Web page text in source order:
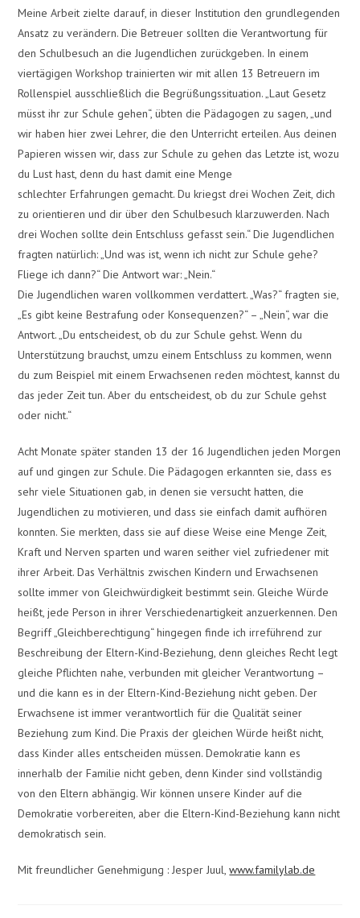
Meine Arbeit zielte darauf, in dieser Institution den grundlegenden
Ansatz zu verändern. Die Betreuer sollten die Verantwortung für
den Schulbesuch an die Jugendlichen zurückgeben. In einem
viertägigen Workshop trainierten wir mit allen 13 Betreuern im
Rollenspiel ausschließlich die Begrüßungssituation. „Laut Gesetz
müsst ihr zur Schule gehen“, übten die Pädagogen zu sagen, „und
wir haben hier zwei Lehrer, die den Unterricht erteilen. Aus deinen
Papieren wissen wir, dass zur Schule zu gehen das Letzte ist, wozu
du Lust hast, denn du hast damit eine Menge
schlechter Erfahrungen gemacht. Du kriegst drei Wochen Zeit, dich
zu orientieren und dir über den Schulbesuch klarzuwerden. Nach
drei Wochen sollte dein Entschluss gefasst sein.“ Die Jugendlichen
fragten natürlich: „Und was ist, wenn ich nicht zur Schule gehe?
Fliege ich dann?“ Die Antwort war: „Nein.“
Die Jugendlichen waren vollkommen verdattert. „Was?“ fragten sie,
„Es gibt keine Bestrafung oder Konsequenzen?“ – „Nein“, war die
Antwort. „Du entscheidest, ob du zur Schule gehst. Wenn du
Unterstützung brauchst, umzu einem Entschluss zu kommen, wenn
du zum Beispiel mit einem Erwachsenen reden möchtest, kannst du
das jeder Zeit tun. Aber du entscheidest, ob du zur Schule gehst
oder nicht.“
Acht Monate später standen 13 der 16 Jugendlichen jeden Morgen
auf und gingen zur Schule. Die Pädagogen erkannten sie, dass es
sehr viele Situationen gab, in denen sie versucht hatten, die
Jugendlichen zu motivieren, und dass sie einfach damit aufhören
konnten. Sie merkten, dass sie auf diese Weise eine Menge Zeit,
Kraft und Nerven sparten und waren seither viel zufriedener mit
ihrer Arbeit. Das Verhältnis zwischen Kindern und Erwachsenen
sollte immer von Gleichwürdigkeit bestimmt sein. Gleiche Würde
heißt, jede Person in ihrer Verschiedenartigkeit anzuerkennen. Den
Begriff „Gleichberechtigung“ hingegen finde ich irreführend zur
Beschreibung der Eltern-Kind-Beziehung, denn gleiches Recht legt
gleiche Pflichten nahe, verbunden mit gleicher Verantwortung –
und die kann es in der Eltern-Kind-Beziehung nicht geben. Der
Erwachsene ist immer verantwortlich für die Qualität seiner
Beziehung zum Kind. Die Praxis der gleichen Würde heißt nicht,
dass Kinder alles entscheiden müssen. Demokratie kann es
innerhalb der Familie nicht geben, denn Kinder sind vollständig
von den Eltern abhängig. Wir können unsere Kinder auf die
Demokratie vorbereiten, aber die Eltern-Kind-Beziehung kann nicht
demokratisch sein.
Mit freundlicher Genehmigung : Jesper Juul,www.familylab.de